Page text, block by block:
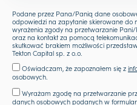
Podane przez Pana/Panią dane
odpowiedzi na zapytanie skierowane
wyrażenia zgody na przetwarzanie
oraz na kontakt za pomocą
skutkować brakiem możliwości
Tekton Capital sp. z o.o.
Oświadczam, że zapoznałem się z
osobowych.
Wyrażam zgodę na przetwarzanie
danych osobowych podanych w